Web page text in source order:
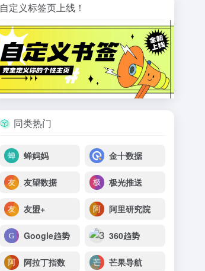
自定义标签页上线！
同类热门
蝉妈妈 金十数据
友望数据 极光推送
友盟+ 阿里研究院
Google趋势 360趋势
阿拉丁指数 芒果导航